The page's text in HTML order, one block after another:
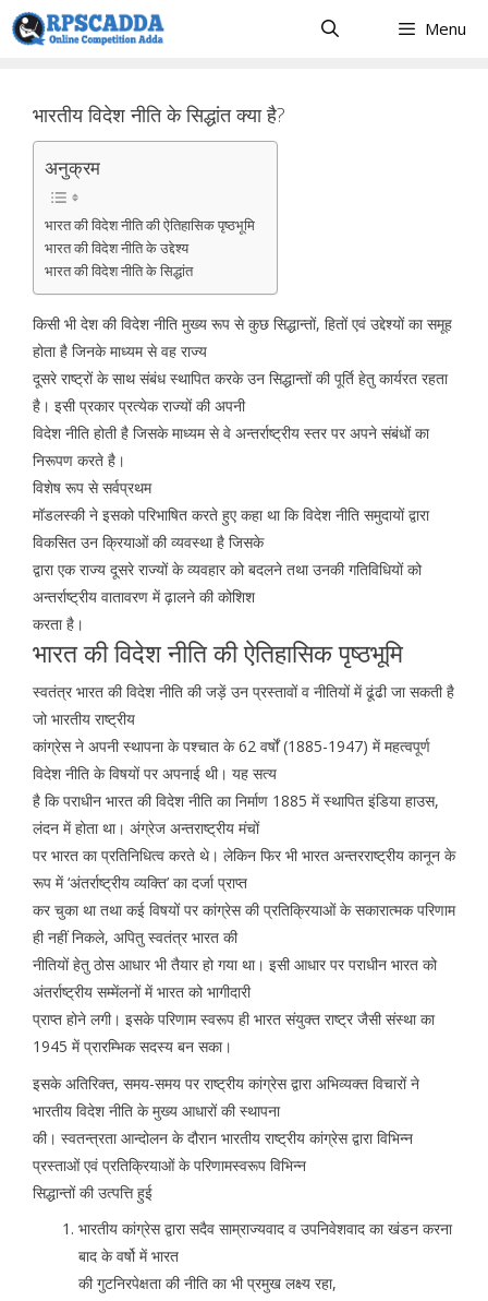
Skip
to
Menu
भारतीय विदेश नीति के सिद्धांत क्या है?
अनुक्रम
भारत की विदेश नीति की ऐतिहासिक पृष्ठभूमि
भारत की विदेश नीति के उद्देश्य
भारत की विदेश नीति के सिद्धांत
किसी भी देश की विदेश नीति मुख्य रूप से कुछ सिद्धान्तों, हितों एवं उद्देश्यों का समूह
होता है जिनके माध्यम से वह राज्य
दूसरे राष्ट्रों के साथ संबंध स्थापित करके उन सिद्धान्तों की पूर्ति हेतु कार्यरत रहता
है। इसी प्रकार प्रत्येक राज्यों की अपनी
विदेश नीति होती है जिसके माध्यम से वे अन्तर्राष्ट्रीय स्तर पर अपने संबंधों का
निरूपण करते है।
विशेष रूप से सर्वप्रथम
मॉडलस्की ने इसको परिभाषित करते हुए कहा था कि विदेश नीति समुदायों द्वारा
विकसित उन क्रियाओं की व्यवस्था है जिसके
द्वारा एक राज्य दूसरे राज्यों के व्यवहार को बदलने तथा उनकी गतिविधियों को
अन्तर्राष्ट्रीय वातावरण में ढ़ालने की कोशिश
करता है।
भारत की विदेश नीति की ऐतिहासिक पृष्ठभूमि
स्वतंत्र भारत की विदेश नीति की जड़ें उन प्रस्तावों व नीतियों में ढूंढी जा सकती है
जो भारतीय राष्ट्रीय
कांग्रेस ने अपनी स्थापना के पश्चात के 62 वर्षों (1885-1947) में महत्वपूर्ण
विदेश नीति के विषयों पर अपनाई थी। यह सत्य
है कि पराधीन भारत की विदेश नीति का निर्माण 1885 में स्थापित इंडिया हाउस,
लंदन में होता था। अंग्रेज अन्तराष्ट्रीय मंचों
पर भारत का प्रतिनिधित्व करते थे। लेकिन फिर भी भारत अन्तरराष्ट्रीय कानून के
रूप में ‘अंतर्राष्ट्रीय व्यक्ति’ का दर्जा प्राप्त
कर चुका था तथा कई विषयों पर कांग्रेस की प्रतिक्रियाओं के सकारात्मक परिणाम
ही नहीं निकले, अपितु स्वतंत्र भारत की
नीतियों हेतु ठोस आधार भी तैयार हो गया था। इसी आधार पर पराधीन भारत को
अंतर्राष्ट्रीय सम्मेंलनों में भारत को भागीदारी
प्राप्त होने लगी। इसके परिणाम स्वरूप ही भारत संयुक्त राष्ट्र जैसी संस्था का
1945 में प्रारम्भिक सदस्य बन सका।
इसके अतिरिक्त, समय-समय पर राष्ट्रीय कांग्रेस द्वारा अभिव्यक्त विचारों ने
भारतीय विदेश नीति के मुख्य आधारों की स्थापना
की। स्वतन्त्रता आन्दोलन के दौरान भारतीय राष्ट्रीय कांग्रेस द्वारा विभिन्न
प्रस्ताओं एवं प्रतिक्रियाओं के परिणामस्वरूप विभिन्न
सिद्धान्तों की उत्पत्ति हुई
भारतीय कांग्रेस द्वारा सदैव साम्राज्यवाद व उपनिवेशवाद का खंडन करना
बाद के वर्षो में भारत
की गुटनिरपेक्षता की नीति का भी प्रमुख लक्ष्य रहा,